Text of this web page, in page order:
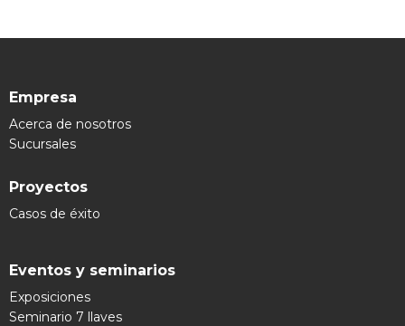
Empresa
Acerca de nosotros
Sucursales
Proyectos
Casos de éxito
Eventos y seminarios
Exposiciones
Seminario 7 llaves